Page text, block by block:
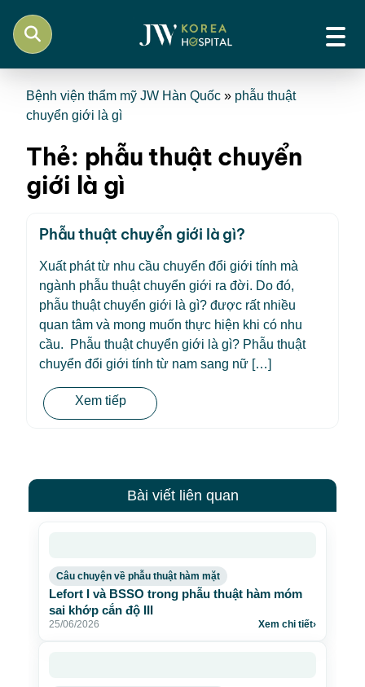
Bệnh viện thẩm mỹ JW Hàn Quốc » phẫu thuật
chuyển giới là gì
Thẻ: phẫu thuật chuyển
giới là gì
Phẫu thuật chuyển giới là gì?
Xuất phát từ nhu cầu chuyển đổi giới tính mà
ngành phẫu thuật chuyển giới ra đời. Do đó,
phẫu thuật chuyển giới là gì? được rất nhiều
quan tâm và mong muốn thực hiện khi có nhu
cầu. Phẫu thuật chuyển giới là gì? Phẫu thuật
chuyển đổi giới tính từ nam sang nữ […]
Xem tiếp
Bài viết liên quan
Câu chuyện về phẫu thuật hàm mặt
Lefort I và BSSO trong phẫu thuật hàm móm
sai khớp cắn độ III
25/06/2026 Xem chi tiết›